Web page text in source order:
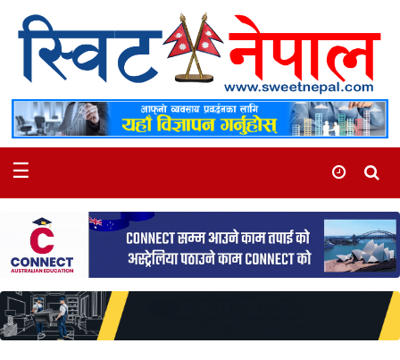
समाचार
स्थानीय
मनोरञ्जन
खेलकुद
अन्तर्वार्ता
समाज
रोचक
☰